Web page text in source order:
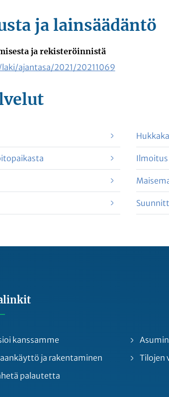
ja lainsäädäntö
ja rekisteröinnistä
ajantasa/2021/20211069
Ilmoitus
kanssamme
ja rakentaminen
Tilojen
palautetta